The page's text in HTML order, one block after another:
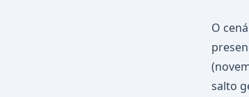
O
salto